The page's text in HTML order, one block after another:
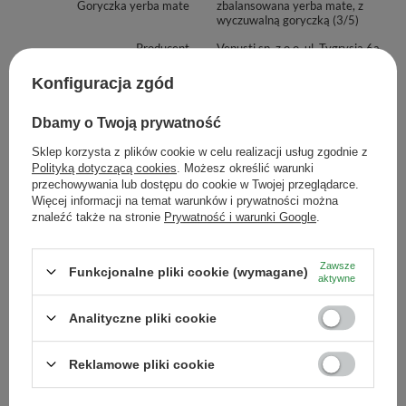
Goryczka yerba mate
zbalansowana yerba mate, z
wyczuwalną goryczką (3/5)
Producent
Venusti sp. z o.o. ul. Tygrysia 6a,
Sposób przechowywania
Przechowywać w suchym,
miejscu. Chronić przed wilgocią.
Sposób przygotowania
Nasyp około 15g yerba mate do
naczynka, umieść w nim bombillę i
zalej wodą o temperaturze nie
wyższej niż 80°C. Odczekaj kilka
kilkukrotnie, do momentu, gdy
Maksymalna ilość towaru w
1000
Zobacz również
Konfiguracja zgód
Dbamy o Twoją prywatność
Sklep korzysta z plików cookie w celu realizacji usług zgodnie z
Polityką dotyczącą cookies . Możesz określić warunki
przechowywania lub dostępu do cookie w Twojej przeglądarce.
Więcej informacji na temat warunków i prywatności można
znaleźć także na stronie Prywatność i warunki Google
Funkcjonalne pliki cookie (wymagane)
Zawsze
aktywne
Analityczne pliki cookie
Reklamowe pliki cookie